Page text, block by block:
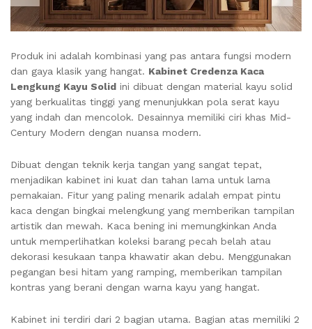
Produk ini adalah kombinasi yang pas antara fungsi modern
dan gaya klasik yang hangat. Kabinet Credenza Kaca
Lengkung Kayu Solid ini dibuat dengan material kayu solid
yang berkualitas tinggi yang menunjukkan pola serat kayu
yang indah dan mencolok. Desainnya memiliki ciri khas Mid-
Century Modern dengan nuansa modern.
Dibuat dengan teknik kerja tangan yang sangat tepat,
menjadikan kabinet ini kuat dan tahan lama untuk lama
pemakaian. Fitur yang paling menarik adalah empat pintu
kaca dengan bingkai melengkung yang memberikan tampilan
artistik dan mewah. Kaca bening ini memungkinkan Anda
untuk memperlihatkan koleksi barang pecah belah atau
dekorasi kesukaan tanpa khawatir akan debu. Menggunakan
pegangan besi hitam yang ramping, memberikan tampilan
kontras yang berani dengan warna kayu yang hangat.
Kabinet ini terdiri dari 2 bagian utama. Bagian atas memiliki 2